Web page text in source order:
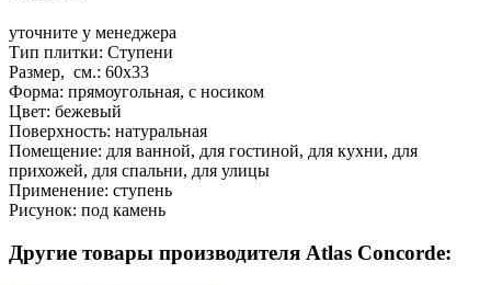
уточните у менеджера
Тип плитки: Ступени
Размер, см.: 60x33
Форма: прямоугольная, с носиком
Цвет: бежевый
Поверхность: натуральная
Помещение: для ванной, для гостиной, для кухни, для
прихожей, для спальни, для улицы
Применение: ступень
Рисунок: под камень
Другие товары производителя Atlas Concorde: